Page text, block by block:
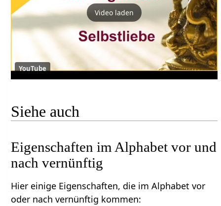
Video laden
YouTube
Siehe auch
Eigenschaften im Alphabet vor und
nach vernünftig
Hier einige Eigenschaften, die im Alphabet vor
oder nach vernünftig kommen: